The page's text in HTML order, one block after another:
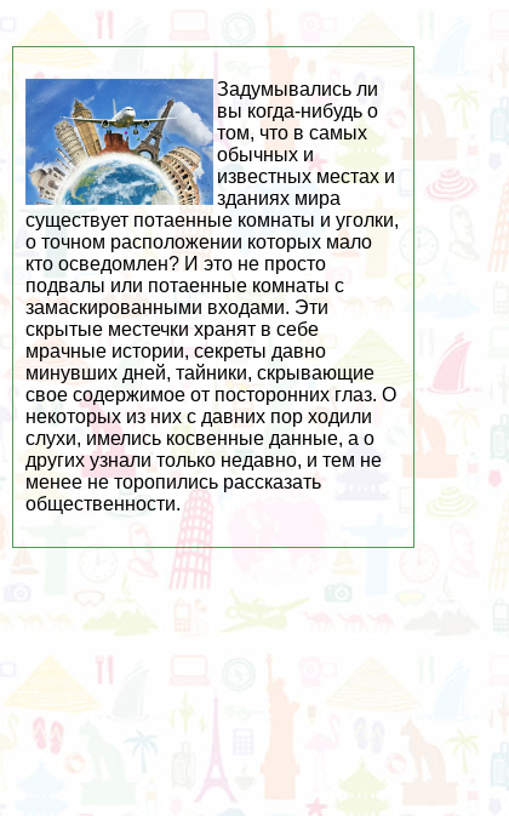
Задумывались ли
вы когда-нибудь о
том, что в самых
обычных и
известных местах и
зданиях мира
существует потаенные комнаты и уголки,
о точном расположении которых мало
кто осведомлен? И это не просто
подвалы или потаенные комнаты с
замаскированными входами. Эти
скрытые местечки хранят в себе
мрачные истории, секреты давно
минувших дней, тайники, скрывающие
свое содержимое от посторонних глаз. О
некоторых из них с давних пор ходили
слухи, имелись косвенные данные, а о
других узнали только недавно, и тем не
менее не торопились рассказать
общественности.